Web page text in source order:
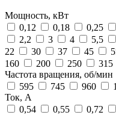
Мощность, кВт
0,12
0,18 0,25
2,2
3 4 5,5
22
30 37 45
160
200 250
315
Частота вращения, об/мин
595
745 960
Ток, А
0,54
0,55 0,72